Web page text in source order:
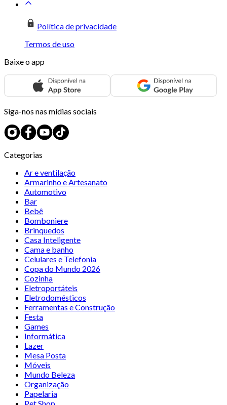
Política de privacidade
Termos de uso
Baixe o app
Siga-nos nas mídias sociais
Categorias
Ar e ventilação
Armarinho e Artesanato
Automotivo
Bar
Bebê
Bomboniere
Brinquedos
Casa Inteligente
Cama e banho
Celulares e Telefonia
Copa do Mundo 2026
Cozinha
Eletroportáteis
Eletrodomésticos
Ferramentas e Construção
Festa
Games
Informática
Lazer
Mesa Posta
Móveis
Mundo Beleza
Organização
Papelaria